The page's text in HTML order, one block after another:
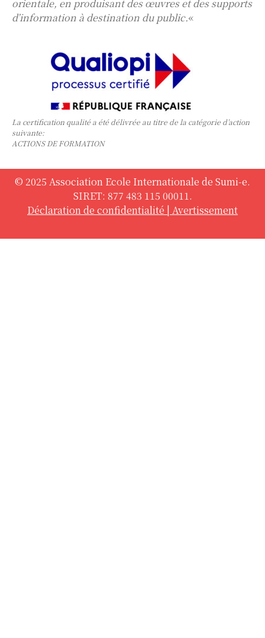
orientale, en produisant des œuvres et des supports
d’information à destination du public.«
La certification qualité a été délivrée au titre de la catégorie d’action
suivante:
ACTIONS DE FORMATION
© 2025 Association Ecole Internationale de Sumi-e.
SIRET: 877 483 115 00011.
Déclaration de confidentialité | Avertissement